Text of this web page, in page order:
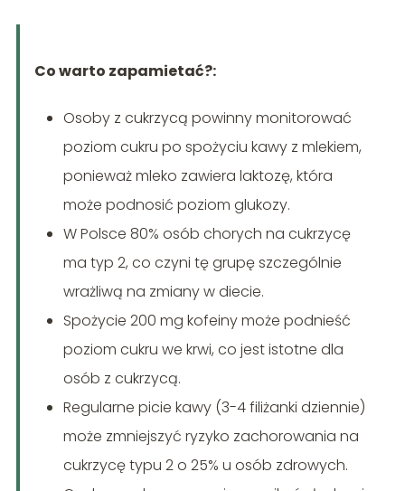
Co warto zapamietać?:
Osoby z cukrzycą powinny monitorować
poziom cukru po spożyciu kawy z mlekiem,
ponieważ mleko zawiera laktozę, która
może podnosić poziom glukozy.
W Polsce 80% osób chorych na cukrzycę
ma typ 2, co czyni tę grupę szczególnie
wrażliwą na zmiany w diecie.
Spożycie 200 mg kofeiny może podnieść
poziom cukru we krwi, co jest istotne dla
osób z cukrzycą.
Regularne picie kawy (3-4 filiżanki dziennie)
może zmniejszyć ryzyko zachorowania na
cukrzycę typu 2 o 25% u osób zdrowych.